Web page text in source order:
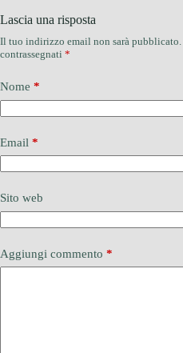
Lascia una risposta
Il tuo indirizzo email non sarà pubblicato.
contrassegnati *
Nome *
Email *
Sito web
Aggiungi commento *